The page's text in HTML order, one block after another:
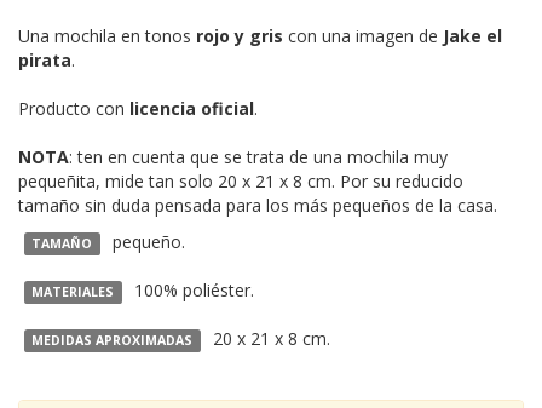
Una mochila en tonos rojo y gris con una imagen de Jake el
pirata.
Producto con licencia oficial.
NOTA: ten en cuenta que se trata de una mochila muy
pequeñita, mide tan solo 20 x 21 x 8 cm. Por su reducido
tamaño sin duda pensada para los más pequeños de la casa.
TAMAÑO pequeño.
MATERIALES 100% poliéster.
MEDIDAS APROXIMADAS 20 x 21 x 8 cm.